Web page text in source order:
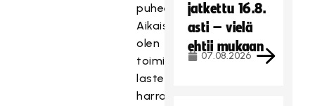
puheenjohtajana.
Aikaisemmin
olen
toiminut
lasteni
harrastuksen
jatkettu 16.8.
asti – vielä
ehtii mukaan
07.08.2026